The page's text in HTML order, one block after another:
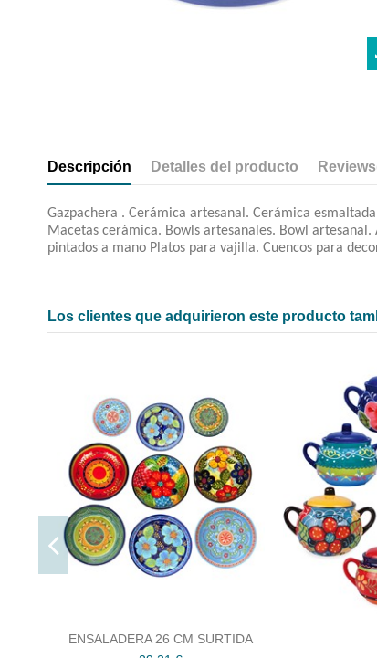
Descripción Detalles del producto Reviews
Gazpachera . Cerámica artesanal. Cerámica
Macetas cerámica. Bowls artesanales. Bowl
pintados a mano Platos para vajilla. Cuencos para
Los clientes que adquirieron este producto
ENSALADERA 26 CM SURTIDA